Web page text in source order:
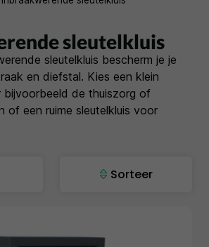
sleutelkluis
sleutelkluis bescherm je je
en diefstal. Kies een klein
bijvoorbeeld de thuiszorg of
of een ruime sleutelkluis voor
Sorteer